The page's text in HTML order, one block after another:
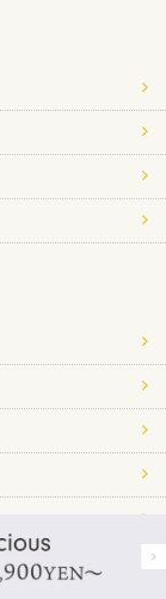
ある？おすすめ